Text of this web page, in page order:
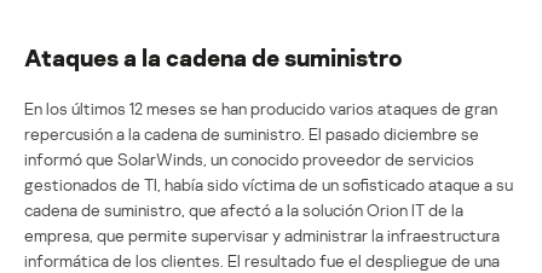
Ataques a la cadena de suministro
En los últimos 12 meses se han producido varios ataques de gran
repercusión a la cadena de suministro. El pasado diciembre se
informó que SolarWinds, un conocido proveedor de servicios
gestionados de TI, había sido víctima de un sofisticado ataque a su
cadena de suministro, que afectó a la solución Orion IT de la
empresa, que permite supervisar y administrar la infraestructura
informática de los clientes. El resultado fue el despliegue de una